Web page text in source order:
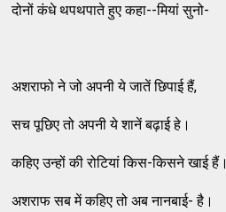
दोनों कंधे थपथपाते हुए कहा--मियां सुनो-
अशराफो ने जो अपनी ये जातें छिपाई हैं,
सच पूछिए तो अपनी ये शानें बढ़ाई हे।
कहिए उन्हों की रोटियां किस-किसने खाई हैं।
अशराफ सब में कहिए तो अब नानबाई- है।